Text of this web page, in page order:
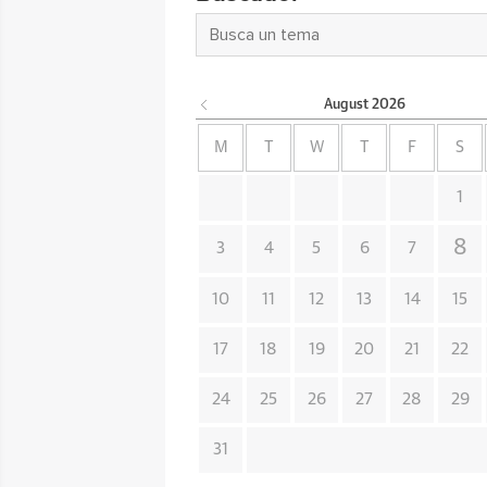
August 2026
M W F S
1
3 4 5 6 7 8
10 11 12 13 14 15
17 18 19 20 21 22
24 25 26 27 28 29
31